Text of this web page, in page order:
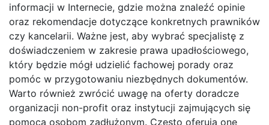
informacji w Internecie, gdzie można znaleźć opinie
oraz rekomendacje dotyczące konkretnych prawników
czy kancelarii. Ważne jest, aby wybrać specjalistę z
doświadczeniem w zakresie prawa upadłościowego,
który będzie mógł udzielić fachowej porady oraz
pomóc w przygotowaniu niezbędnych dokumentów.
Warto również zwrócić uwagę na oferty doradcze
organizacji non-profit oraz instytucji zajmujących się
pomocą osobom zadłużonym. Często oferują one